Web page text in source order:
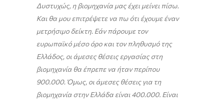
Δυστυχώς, η βιομηχανία μας έχει μείνει πίσω.
Και θα μου επιτρέψετε να πω ότι έχουμε έναν
μετρήσιμο δείκτη. Εάν πάρουμε τον
ευρωπαϊκό μέσο όρο και τον πληθυσμό της
Ελλάδος, οι άμεσες θέσεις εργασίας στη
βιομηχανία θα έπρεπε να ήταν περίπου
900.000. Όμως, οι άμεσες θέσεις για τη
βιομηχανία στην Ελλάδα είναι 400.000. Είναι